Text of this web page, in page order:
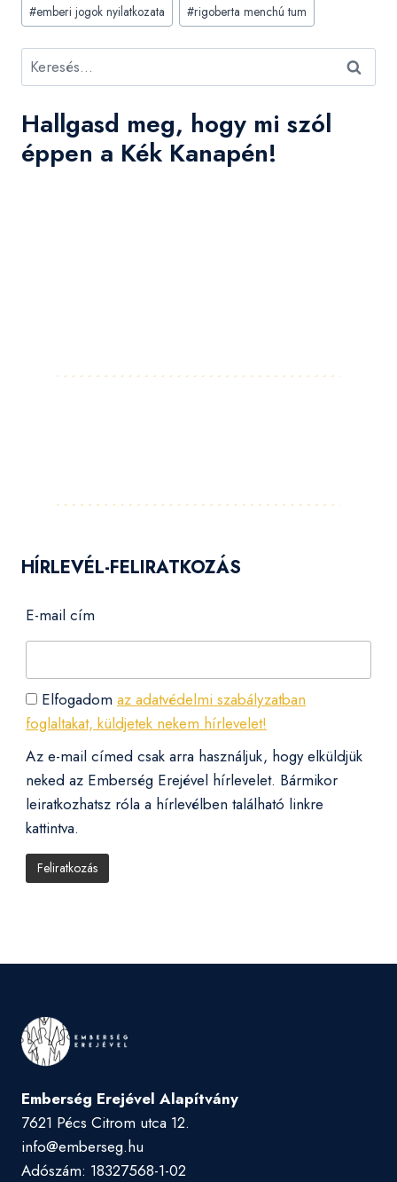
#emberi jogok nyilatkozata #rigoberta menchú tum
Keresés:
Hallgasd meg, hogy mi szól
éppen a Kék Kanapén!
HÍRLEVÉL-FELIRATKOZÁS
E-mail cím
Elfogadom az adatvédelmi szabályzatban
foglaltakat, küldjetek nekem hírlevelet!
Az e-mail címed csak arra használjuk, hogy elküldjük
neked az Emberség Erejével hírlevelet. Bármikor
leiratkozhatsz róla a hírlevélben található linkre
kattintva.
Emberség Erejével Alapítvány
7621 Pécs Citrom utca 12.
info@emberseg.hu
Adószám: 18327568-1-02